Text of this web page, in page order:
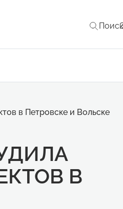
в Петровске и Вольске
В